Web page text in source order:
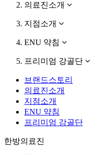
의료진소개
지점소개
ENU 약침
프리미엄 강골단
브랜드스토리
의료진소개
지점소개
ENU 약침
프리미엄 강골단
한방의료진